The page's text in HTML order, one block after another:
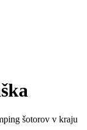
šotorov v kraju